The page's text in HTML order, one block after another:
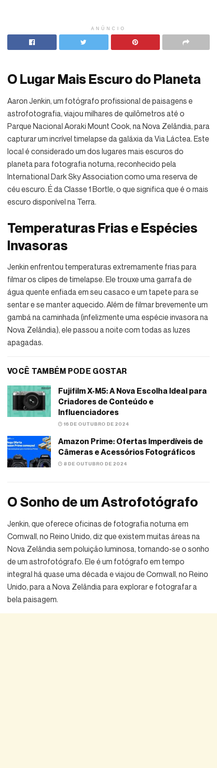
ANÚNCIO
O Lugar Mais Escuro do Planeta
Aaron Jenkin, um fotógrafo profissional de paisagens e
astrofotografia, viajou milhares de quilômetros até o
Parque Nacional Aoraki Mount Cook, na Nova Zelândia, para
capturar um incrível timelapse da galáxia da Via Láctea. Este
local é considerado um dos lugares mais escuros do
planeta para fotografia noturna, reconhecido pela
International Dark Sky Association como uma reserva de
céu escuro. É da Classe 1 Bortle, o que significa que é o mais
escuro disponível na Terra.
Temperaturas Frias e Espécies
Invasoras
Jenkin enfrentou temperaturas extremamente frias para
filmar os clipes de timelapse. Ele trouxe uma garrafa de
água quente enfiada em seu casaco e um tapete para se
sentar e se manter aquecido. Além de filmar brevemente um
gambá na caminhada (infelizmente uma espécie invasora na
Nova Zelândia), ele passou a noite com todas as luzes
apagadas.
VOCÊ TAMBÉM PODE GOSTAR
Fujifilm X-M5: A Nova Escolha Ideal para
Criadores de Conteúdo e
Influenciadores
16 DE OUTUBRO DE 2024
Amazon Prime: Ofertas Imperdíveis de
Câmeras e Acessórios Fotográficos
8 DE OUTUBRO DE 2024
O Sonho de um Astrofotógrafo
Jenkin, que oferece oficinas de fotografia noturna em
Cornwall, no Reino Unido, diz que existem muitas áreas na
Nova Zelândia sem poluição luminosa, tornando-se o sonho
de um astrofotógrafo. Ele é um fotógrafo em tempo
integral há quase uma década e viajou de Cornwall, no Reino
Unido, para a Nova Zelândia para explorar e fotografar a
bela paisagem.